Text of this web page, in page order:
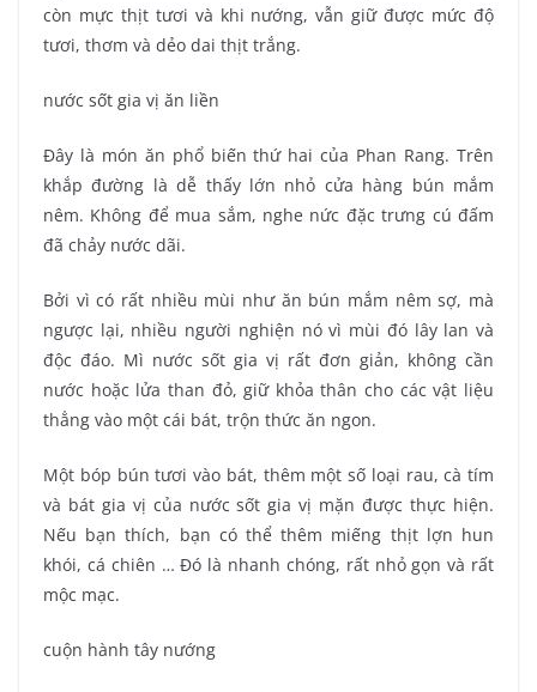
còn mực thịt tươi và khi nướng, vẫn giữ được mức độ
tươi, thơm và dẻo dai thịt trắng.
nước sốt gia vị ăn liền
Đây là món ăn phổ biến thứ hai của Phan Rang. Trên
khắp đường là dễ thấy lớn nhỏ cửa hàng bún mắm
nêm. Không để mua sắm, nghe nức đặc trưng cú đấm
đã chảy nước dãi.
Bởi vì có rất nhiều mùi như ăn bún mắm nêm sợ, mà
ngược lại, nhiều người nghiện nó vì mùi đó lây lan và
độc đáo. Mì nước sốt gia vị rất đơn giản, không cần
nước hoặc lửa than đỏ, giữ khỏa thân cho các vật liệu
thẳng vào một cái bát, trộn thức ăn ngon.
Một bóp bún tươi vào bát, thêm một số loại rau, cà tím
và bát gia vị của nước sốt gia vị mặn được thực hiện.
Nếu bạn thích, bạn có thể thêm miếng thịt lợn hun
khói, cá chiên … Đó là nhanh chóng, rất nhỏ gọn và rất
mộc mạc.
cuộn hành tây nướng